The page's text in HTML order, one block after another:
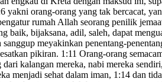
yakni orang-orang yang tak bercacat,
rumah Allah seorang penilik
baik, bijaksana, adil, saleh, dapat
sanggup meyakinkan penentang-
pikiran. 1:11 Orang-orang
dari kalangan mereka, nabi mereka
menjadi sehat dalam iman, 1:14 dan